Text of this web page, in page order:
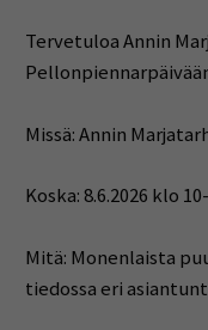
Tervetuloa Annin
Missä: Annin
Koska: 8.6.2026 klo
Mitä: Monenlaista
tiedossa eri